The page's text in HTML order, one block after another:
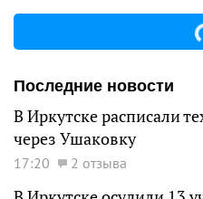
Последние новости
В Иркутске расписали
через Ушаковку
17:20 2 отзыва